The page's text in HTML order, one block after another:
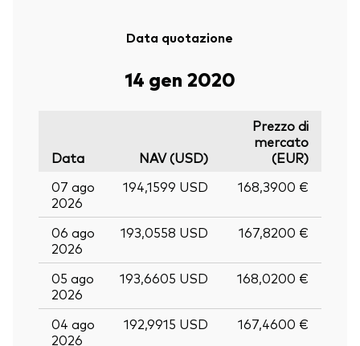
Data quotazione
14 gen 2020
Data NAV (USD)
Prezzo di
mercato
(EUR)
07 ago
2026
194,1599 USD 168,3900 €
06 ago
2026
193,0558 USD 167,8200 €
05 ago
2026
193,6605 USD 168,0200 €
04 ago
2026
192,9915 USD 167,4600 €